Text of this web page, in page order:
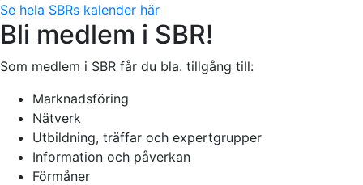
Se hela SBRs kalender här
Bli medlem i SBR!
Som medlem i SBR får du bla. tillgång till:
Marknadsföring
Nätverk
Utbildning, träffar och expertgrupper
Information och påverkan
Förmåner